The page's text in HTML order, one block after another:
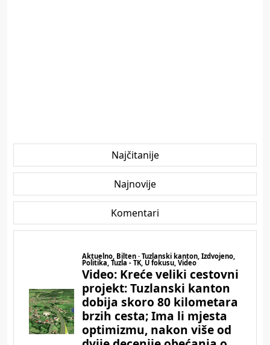
Najčitanije
Najnovije
Komentari